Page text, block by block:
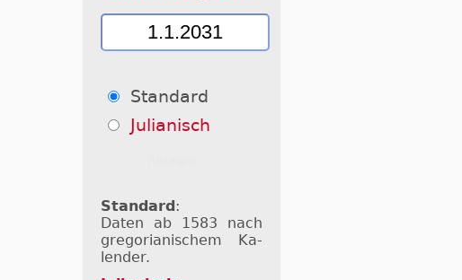
Standard
Julianisch
Standard :
Daten ab 1583 nach
gre­go­ri­a­ni­schem Ka­
len­der.